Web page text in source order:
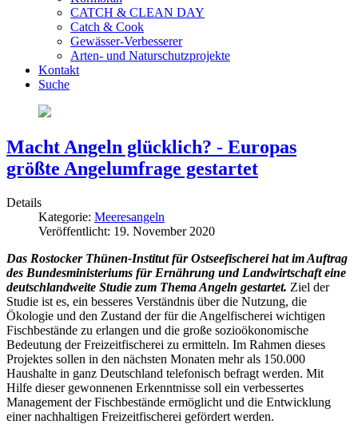
CATCH & CLEAN DAY
Catch & Cook
Gewässer-Verbesserer
Arten- und Naturschutzprojekte
Kontakt
Suche
Macht Angeln glücklich? - Europas
größte Angelumfrage gestartet
Details
Kategorie: Meeresangeln
Veröffentlicht: 19. November 2020
Das Rostocker Thünen-Institut für Ostseefischerei hat im Auftrag
des Bundesministeriums für Ernährung und Landwirtschaft eine
deutschlandweite Studie zum Thema Angeln gestartet. Ziel der
Studie ist es, ein besseres Verständnis über die Nutzung, die
Ökologie und den Zustand der für die Angelfischerei wichtigen
Fischbestände zu erlangen und die große sozioökonomische
Bedeutung der Freizeitfischerei zu ermitteln. Im Rahmen dieses
Projektes sollen in den nächsten Monaten mehr als 150.000
Haushalte in ganz Deutschland telefonisch befragt werden. Mit
Hilfe dieser gewonnenen Erkenntnisse soll ein verbessertes
Management der Fischbestände ermöglicht und die Entwicklung
einer nachhaltigen Freizeitfischerei gefördert werden.